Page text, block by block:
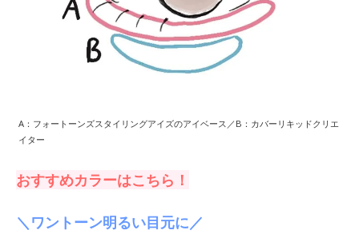
A：フォートーンズスタイリングアイズのアイベース／B：カバーリキッドクリエ
イター
おすすめカラーはこちら！
＼ワントーン明るい目元に／